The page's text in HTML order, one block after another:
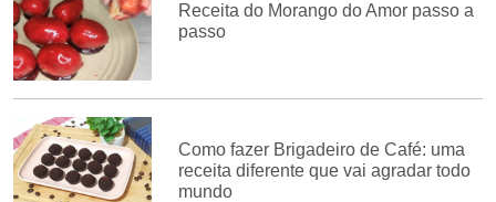
Receita do Morango do Amor passo a
passo
Como fazer Brigadeiro de Café: uma
receita diferente que vai agradar todo
mundo